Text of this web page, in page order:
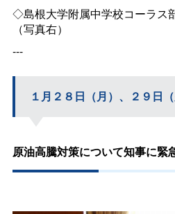
◇島根大学附属中学校コーラス
（写真右）
---
１月２８日（月）、２９日（
原油高騰対策について知事に緊